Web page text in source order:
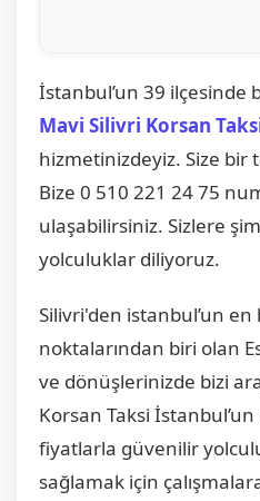
İstanbul’un 39 ilçesinde
Mavi Silivri Korsan
hizmetinizdeyiz. Size bir
Bize 0 510 221 24 75
ulaşabilirsiniz. Sizlere
yolculuklar diliyoruz.
Silivri'den istanbul’un
noktalarından biri olan
ve dönüşlerinizde bizi
Korsan Taksi
fiyatlarla güvenilir
sağlamak için